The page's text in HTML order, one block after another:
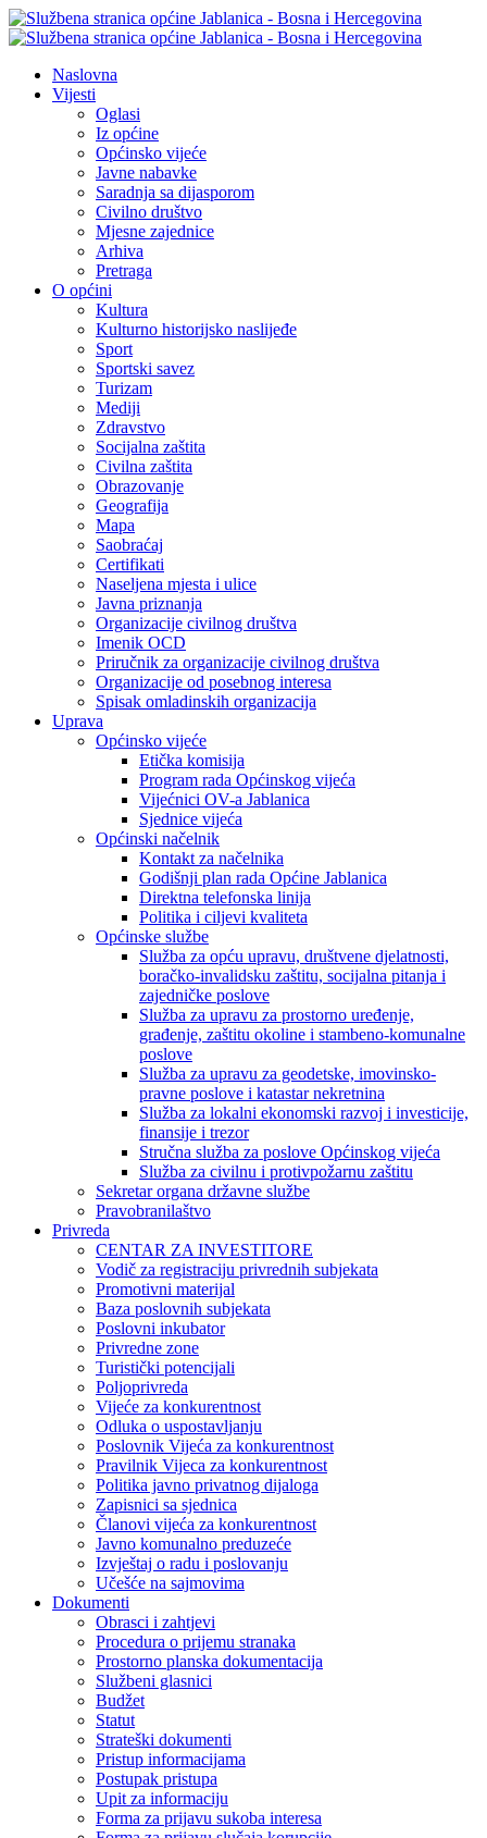
Naslovna
Vijesti
Oglasi
Iz općine
Općinsko vijeće
Javne nabavke
Saradnja sa dijasporom
Civilno društvo
Mjesne zajednice
Arhiva
Pretraga
O općini
Kultura
Kulturno historijsko naslijeđe
Sport
Sportski savez
Turizam
Mediji
Zdravstvo
Socijalna zaštita
Civilna zaštita
Obrazovanje
Geografija
Mapa
Saobraćaj
Certifikati
Naseljena mjesta i ulice
Javna priznanja
Organizacije civilnog društva
Imenik OCD
Priručnik za organizacije civilnog društva
Organizacije od posebnog interesa
Spisak omladinskih organizacija
Uprava
Općinsko vijeće
Etička komisija
Program rada Općinskog vijeća
Vijećnici OV-a Jablanica
Sjednice vijeća
Općinski načelnik
Kontakt za načelnika
Godišnji plan rada Općine Jablanica
Direktna telefonska linija
Politika i ciljevi kvaliteta
Općinske službe
Služba za opću upravu, društvene djelatnosti,
boračko-invalidsku zaštitu, socijalna pitanja i
zajedničke poslove
Služba za upravu za prostorno uređenje,
građenje, zaštitu okoline i stambeno-komunalne
poslove
Služba za upravu za geodetske, imovinsko-
pravne poslove i katastar nekretnina
Služba za lokalni ekonomski razvoj i investicije,
finansije i trezor
Stručna služba za poslove Općinskog vijeća
Služba za civilnu i protivpožarnu zaštitu
Sekretar organa državne službe
Pravobranilaštvo
Privreda
CENTAR ZA INVESTITORE
Vodič za registraciju privrednih subjekata
Promotivni materijal
Baza poslovnih subjekata
Poslovni inkubator
Privredne zone
Turistički potencijali
Poljoprivreda
Vijeće za konkurentnost
Odluka o uspostavljanju
Poslovnik Vijeća za konkurentnost
Pravilnik Vijeca za konkurentnost
Politika javno privatnog dijaloga
Zapisnici sa sjednica
Članovi vijeća za konkurentnost
Javno komunalno preduzeće
Izvještaj o radu i poslovanju
Učešće na sajmovima
Dokumenti
Obrasci i zahtjevi
Procedura o prijemu stranaka
Prostorno planska dokumentacija
Službeni glasnici
Budžet
Statut
Strateški dokumenti
Pristup informacijama
Postupak pristupa
Upit za informaciju
Forma za prijavu sukoba interesa